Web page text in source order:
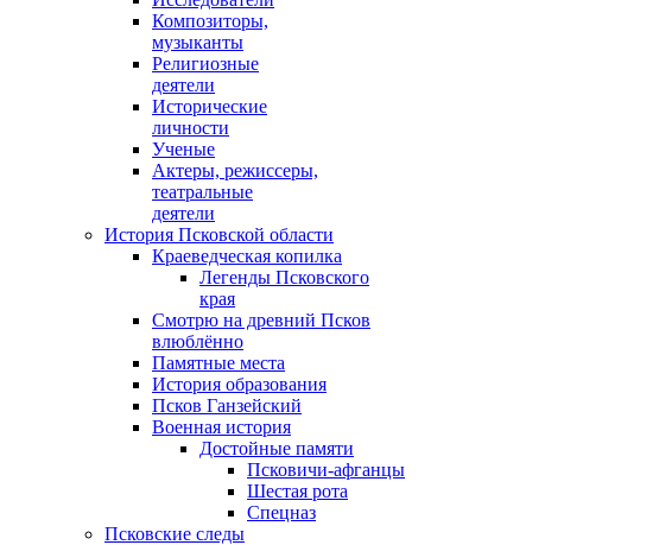
Композиторы,
музыканты
Религиозные
деятели
Исторические
личности
Ученые
Актеры, режиссеры,
театральные
деятели
История Псковской области
Краеведческая копилка
Легенды Псковского
края
Смотрю на древний Псков
влюблённо
Памятные места
История образования
Псков Ганзейский
Военная история
Достойные памяти
Псковичи-афганцы
Шестая рота
Спецназ
Псковские следы